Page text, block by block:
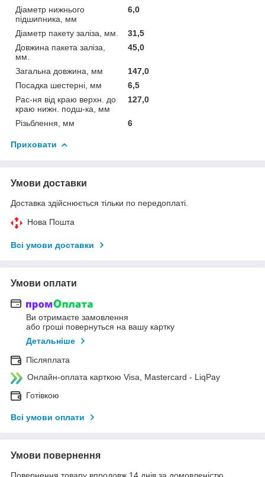
Діаметр нижнього
підшипника, мм
6,0
Діаметр пакету заліза, мм.
31,5
Довжина пакета заліза,
мм.
45,0
Загальна довжина, мм
147,0
Посадка шестерні, мм
6,5
Рас-ня від краю верхн. до
краю нижн. подш-ка, мм
127,0
Різьблення, мм 6
Приховати
Умови доставки
Доставка здійснюється тільки по передоплаті.
Нова Пошта
Всі умови доставки
Умови оплати
Ви отримаєте замовлення
або гроші повернуться на вашу картку
Детальніше
Післяплата
Онлайн-оплата карткою Visa, Mastercard - LiqPay
Готівкою
Всі умови оплати
Умови повернення